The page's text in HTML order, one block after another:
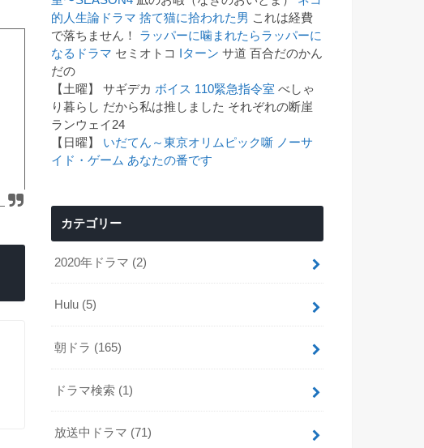
的人生論ドラマ 捨て猫に拾われた男 これは経費
で落ちません！ ラッパーに噛まれたらラッパーに
なるドラマ セミオトコ Iターン サ道 百合だのかん
だの
【土曜】 サギデカ ボイス 110緊急指令室 べしゃ
り暮らし だから私は推しました それぞれの断崖
ランウェイ24
【日曜】 いだてん～東京オリムピック噺 ノーサ
イド・ゲーム あなたの番です
カテゴリー
2020年ドラマ (2)
Hulu (5)
朝ドラ (165)
ドラマ検索 (1)
放送中ドラマ (71)